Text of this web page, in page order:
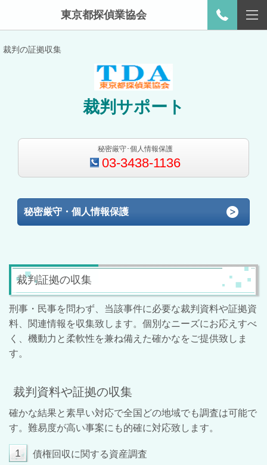
東京都探偵業協会
裁判の証拠収集
裁判サポート
秘密厳守･個人情報保護
03-3438-1136
秘密厳守・個人情報保護
裁判証拠の収集
刑事・民事を問わず、当該事件に必要な裁判資料や証拠資
料、関連情報を収集致します。個別なニーズにお応えすべ
く、機動力と柔軟性を兼ね備えた確かなをご提供致しま
す。
裁判資料や証拠の収集
確かな結果と素早い対応で全国どの地域でも調査は可能で
す。難易度が高い事案にも的確に対応致します。
1 債権回収に関する資産調査